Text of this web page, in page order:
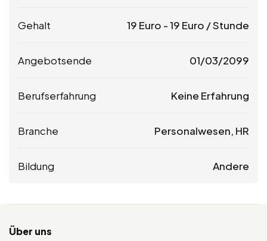
Gehalt 19 Euro -19 Euro / Stunde
Angebotsende 01/03/2099
Berufserfahrung Keine Erfahrung
Branche Personalwesen, HR
Bildung Andere
Über uns